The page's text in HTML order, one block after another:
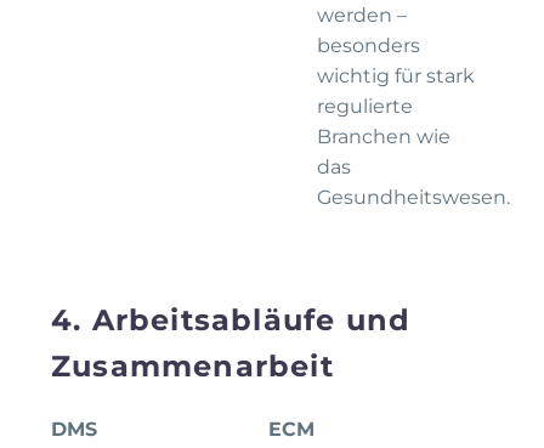
werden –
besonders
wichtig für stark
regulierte
Branchen wie
das
Gesundheitswesen.
4. Arbeitsabläufe und
Zusammenarbeit
DMS ECM